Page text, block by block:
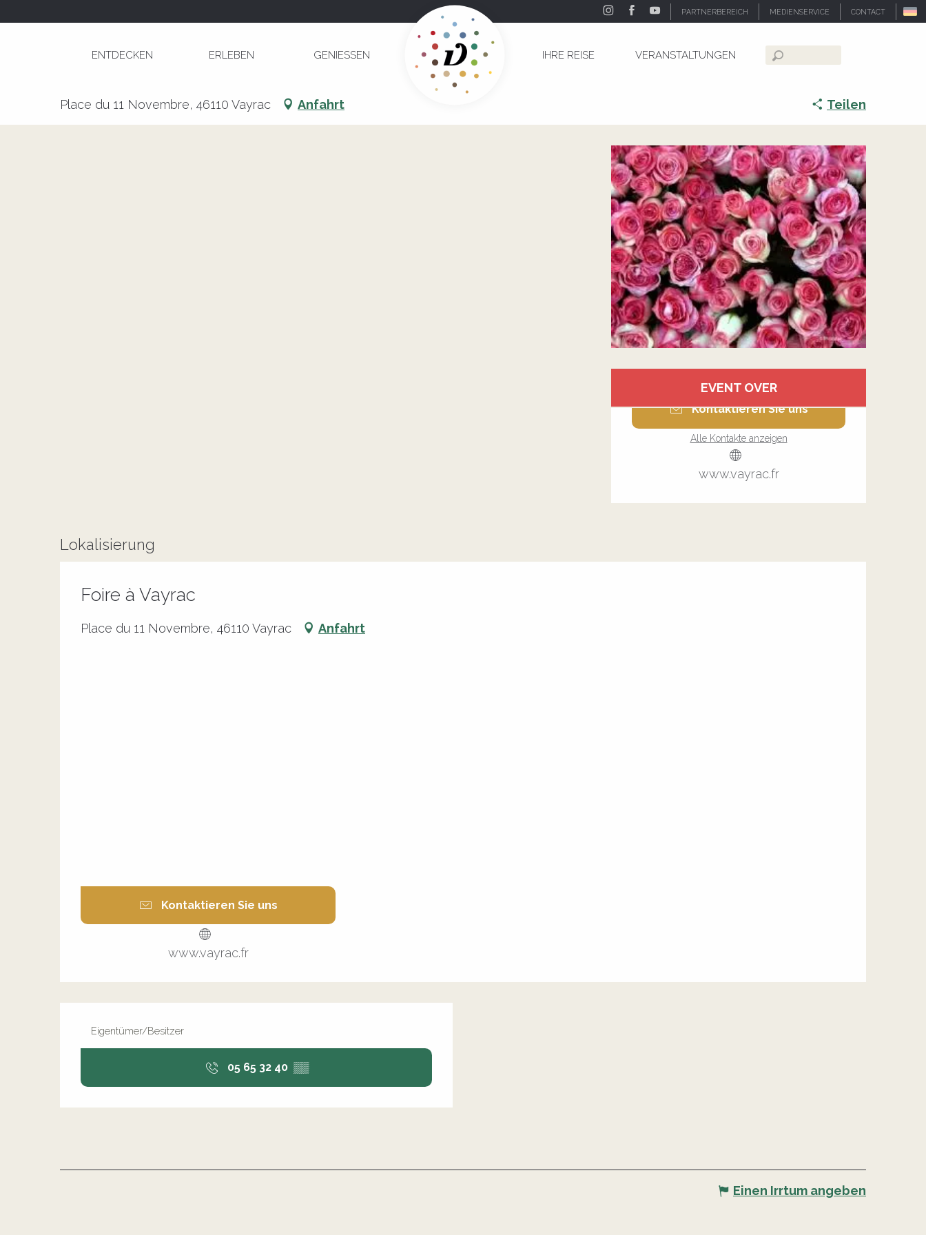
PARTNERBEREICH MEDIENSERVICE CONTACT
ENTDECKEN ERLEBEN GENIESSEN IHRE REISE VERANSTALTUNGEN
Suche
Place du 11 Novembre, 46110 Vayrac Anfahrt Teilen
Öffnungszeiten &
EVENT OVER
Kontaktieren Sie uns
Alle Kontakte anzeigen
www.vayrac.fr
Lokalisierung
Foire à Vayrac
Place du 11 Novembre, 46110 Vayrac Anfahrt
Kontaktieren Sie uns
www.vayrac.fr
Eigentümer/Besitzer
05 65 32 40 ▒▒
Einen Irrtum angeben